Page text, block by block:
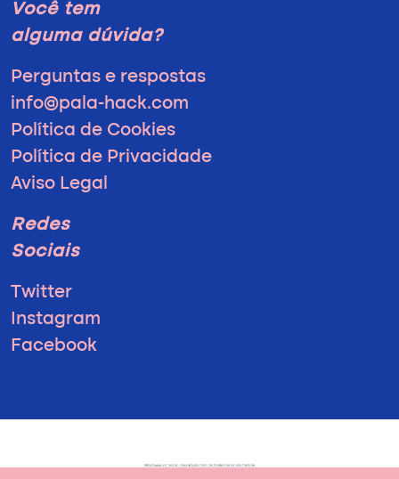
Você tem
alguma dúvida?
Perguntas e respostas
info@pala-hack.com
Política de Cookies
Política de Privacidade
Aviso Legal
Redes
Sociais
Twitter
Instagram
Facebook